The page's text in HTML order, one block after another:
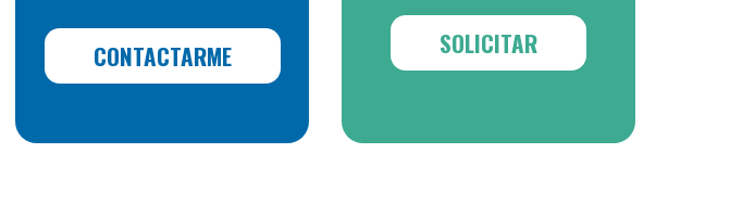
CONTACTARME SOLICITAR